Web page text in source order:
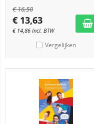
€16,50
€ 13,63
€ 14,86 Incl. BTW
Vergelijken